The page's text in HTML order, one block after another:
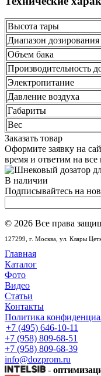
Высота тары
Диапазон дозирования
Объем бака
Производительность
Электропитание
Давление воздуха
Габариты
Вес
Заказать товар
Оформите заявку на
время и ответим на
В наличии
Подписывайтесь на
© 2026 Все права
127299, г. Москва, ул. Клары
Главная
Каталог
Фото
Видео
Статьи
Контакты
Политика
+7 (495) 646-10-11
+7 (958) 809-68-51
+7 (958) 809-68-39
info@dozprom.ru
-